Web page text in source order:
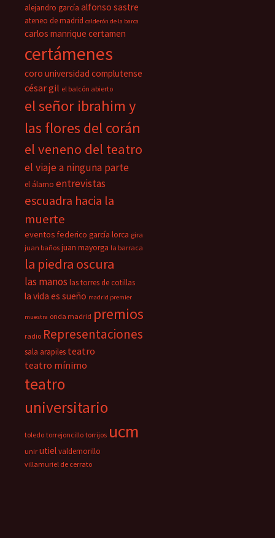
alejandro garcía alfonso sastre
ateneo de madrid calderón de la barca
carlos manrique certamen
certámenes
coro universidad complutense
césar gil el balcón abierto
el señor ibrahim y
las flores del corán
el veneno del teatro
el viaje a ninguna parte
el álamo entrevistas
escuadra hacia la
muerte
eventos federico garcía lorca gira
juan baños juan mayorga la barraca
la piedra oscura
las manos las torres de cotillas
la vida es sueño madrid premier
muestra onda madrid premios
radio Representaciones
sala arapiles teatro
teatro mínimo
teatro
universitario
toledo torrejoncillo torrijos ucm
unir utielvaldemorillo
villamuriel de cerrato